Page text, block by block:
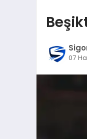
07